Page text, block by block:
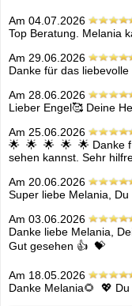
Am 04.07.2026
Top Beratung. Melania
Am 29.06.2026
Danke für das
Am 28.06.2026
Lieber Engel🥰 Deine
Am 25.06.2026
🌟  🌟  🌟  🌟  🌟 Danke
sehen kannst. Sehr
Am 20.06.2026
Super liebe Melania,
Am 03.06.2026
Danke liebe Melania,
Gut gesehen 👍  💝
Am 18.05.2026
Danke Melania🌻  💖